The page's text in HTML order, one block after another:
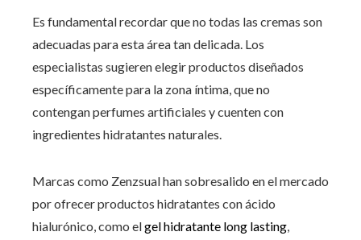
Es fundamental recordar que no todas las cremas son
adecuadas para esta área tan delicada. Los
especialistas sugieren elegir productos diseñados
específicamente para la zona íntima, que no
contengan perfumes artificiales y cuenten con
ingredientes hidratantes naturales.
Marcas como Zenzsual han sobresalido en el mercado
por ofrecer productos hidratantes con ácido
hialurónico, como elgel hidratante long lasting